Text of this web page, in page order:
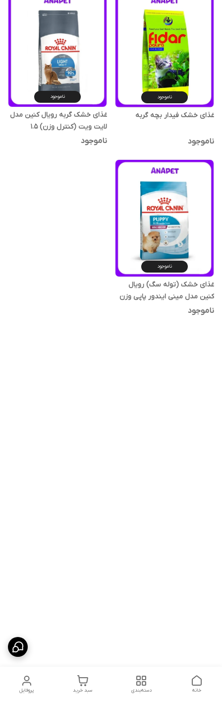
ناموجود
غذای خشک فیدار بچه گربه
ناموجود
ناموجود
غذای خشک گربه رویال کنین مدل
لایت ویت (کنترل وزن) ۱.۵
کیلوگرم
ناموجود
ناموجود
غذای خشک (توله سگ) رویال
کنین مدل مینی ایندور پاپی وزن
1.5 کیلوگرم
ناموجود
پروفایل سبد خرید دسته‌بندی خانه